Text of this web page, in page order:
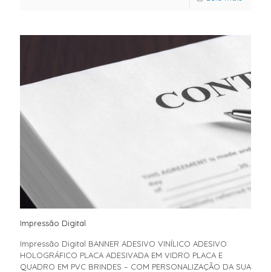
Impressão Digital
Impressão Digital BANNER ADESIVO VINÍLICO ADESIVO
HOLOGRÁFICO PLACA ADESIVADA EM VIDRO PLACA E
QUADRO EM PVC BRINDES – COM PERSONALIZAÇÃO DA SUA